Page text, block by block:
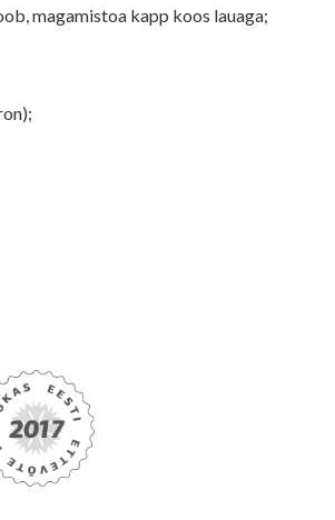
magamistoa kapp koos lauaga;